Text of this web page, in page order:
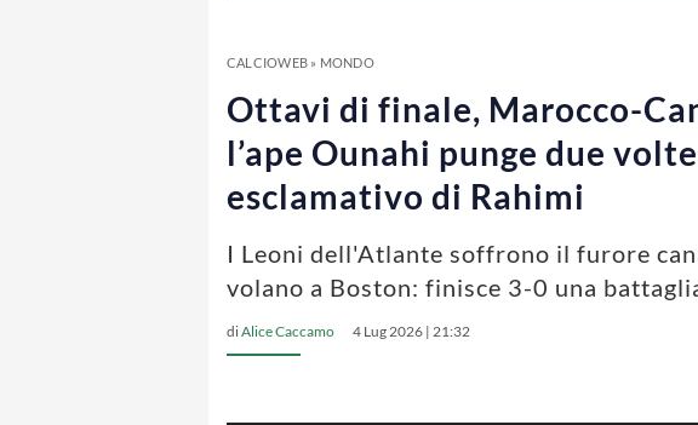
CALCIOWEB» MONDO
Ottavi di finale, Marocco-
l’ape Ounahi punge due
esclamativo di Rahimi
I Leoni dell'Atlante soffrono il furore
volano a Boston: finisce 3-0 una
diAlice Caccamo 4 Lug 2026 | 21:32